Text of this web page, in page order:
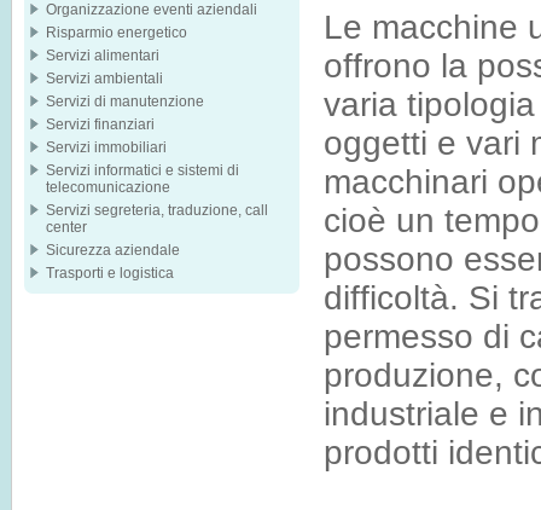
Le macchine
offrono la
varia
oggetti e vari
macchinari
cioè un
possono
difficoltà. Si
permesso di
produzione,
industriale e
prodotti
Organizzazione eventi aziendali
Risparmio energetico
Servizi alimentari
Servizi ambientali
Servizi di manutenzione
Servizi finanziari
Servizi immobiliari
Servizi informatici e sistemi di
telecomunicazione
Servizi segreteria, traduzione, call
center
Sicurezza aziendale
Trasporti e logistica